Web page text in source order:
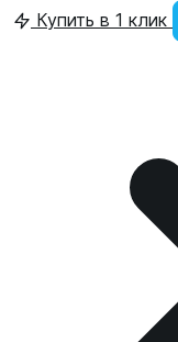
Купить в 1 клик